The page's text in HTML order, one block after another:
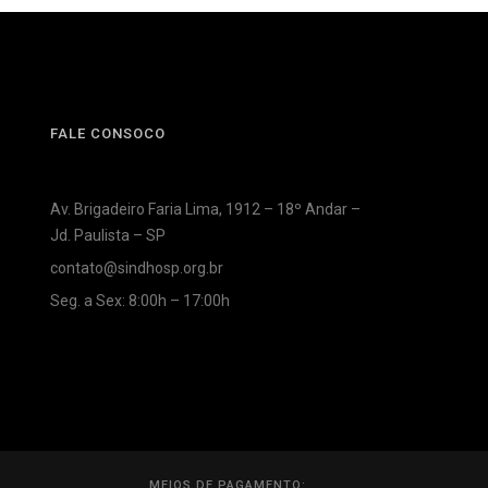
FALE CONSOCO
Av. Brigadeiro Faria Lima, 1912 – 18º Andar –
Jd. Paulista – SP
contato@sindhosp.org.br
Seg. a Sex: 8:00h – 17:00h